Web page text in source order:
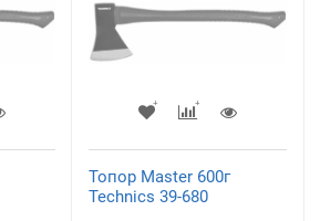
Топор Master 600г
Technics 39-680